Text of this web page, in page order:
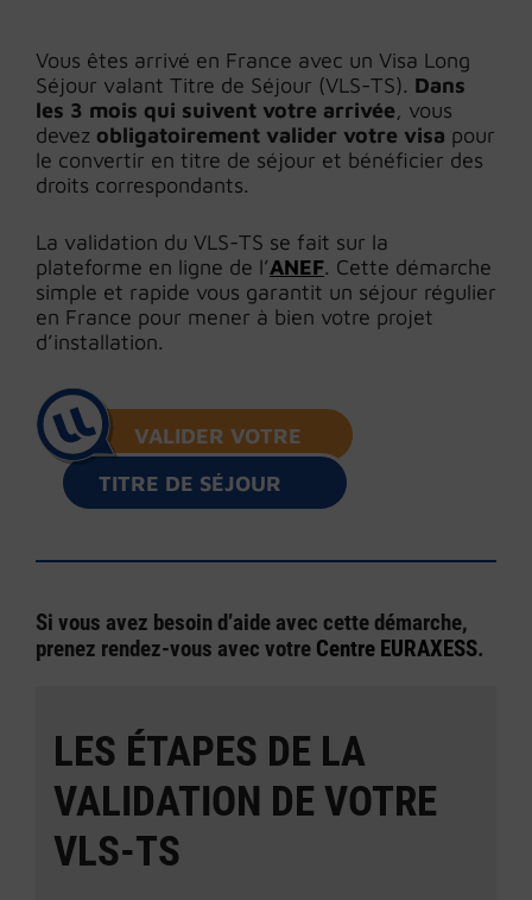
Vous êtes arrivé en France avec un Visa Long
Séjour valant Titre de Séjour (VLS-TS). Dans
les 3 mois qui suivent votre arrivée, vous
devez obligatoirement valider votre visa pour
le convertir en titre de séjour et bénéficier des
droits correspondants.
La validation du VLS-TS se fait sur la
plateforme en ligne de l’ANEF. Cette démarche
simple et rapide vous garantit un séjour régulier
en France pour mener à bien votre projet
d’installation.
VALIDER VOTRE
TITRE DE SÉJOUR
Si vous avez besoin d’aide avec cette démarche,
prenez rendez-vous avec votre Centre EURAXESS.
LES ÉTAPES DE LA
VALIDATION DE VOTRE
VLS-TS